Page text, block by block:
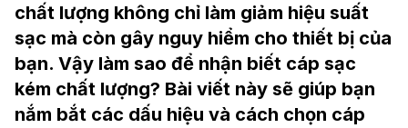
chất lượng không chỉ làm giảm hiệu suất
sạc mà còn gây nguy hiểm cho thiết bị của
bạn. Vậy làm sao để nhận biết cáp sạc
kém chất lượng? Bài viết này sẽ giúp bạn
nắm bắt các dấu hiệu và cách chọn cáp